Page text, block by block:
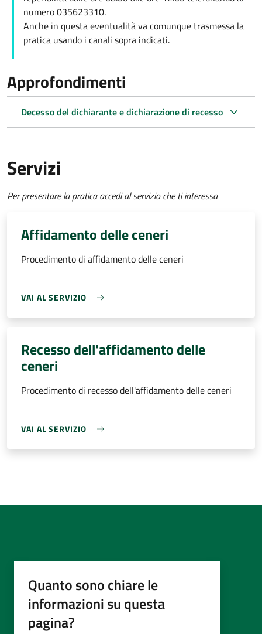
numero 035623310.
Anche in questa eventualità va comunque trasmessa la
pratica usando i canali sopra indicati.
Approfondimenti
Decesso del dichiarante e dichiarazione di recesso
Servizi
Per presentare la pratica accedi al servizio che ti interessa
Affidamento delle ceneri
Procedimento di affidamento delle ceneri
VAI AL SERVIZIO
Recesso dell'affidamento delle
ceneri
Procedimento di recesso dell'affidamento delle ceneri
VAI AL SERVIZIO
Quanto sono chiare le
informazioni su questa
pagina?